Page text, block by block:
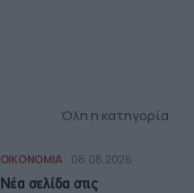
Όλη η κατηγορία
ΟΙΚΟΝΟΜΙΑ 08.08.2026
Νέα σελίδα στις